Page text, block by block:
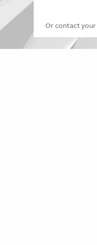
Or contact your